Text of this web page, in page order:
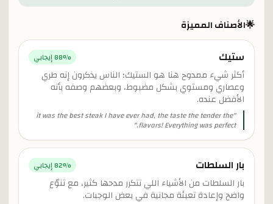
🌟الأصناف المميزة
ستيك 88% إيجابي
أكثر شيء ممدوح هنا هو الستيك؛ الناس يذكرون إنه طري
وعصاري ومستوي بشكل مضبوط، وبعضهم وصفه بأنه
الأفضل عنده.
"
it was the best steak I have ever had, the taste the tender the
flavors! Everything was perfect.
"
بار السلطات 82% إيجابي
بار السلطات من الأشياء اللي تتكرر مدحها كثير، مع تنوّع
واضح وإعادة تعبئة مجانية في بعض الوجبات.